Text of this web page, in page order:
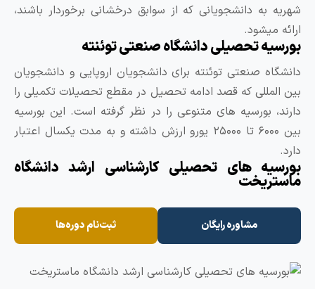
به دانشجویانی که از سوابق درخشانی برخوردار باشند،
میشود.
تحصیلی دانشگاه صنعتی توئنته
صنعتی توئنته برای دانشجویان اروپایی و دانشجویان
‌المللی که قصد ادامه تحصیل در مقطع تحصیلات تکمیلی را
بورسیه‌ های متنوعی را در نظر گرفته است. این بورسیه
بین ۶۰۰۰ تا ۲۵۰۰۰ یورو ارزش داشته و به مدت یکسال اعتبار
های تحصیلی کارشناسی ارشد دانشگاه
مشاوره رایگان ثبت‌نام دوره‌ها